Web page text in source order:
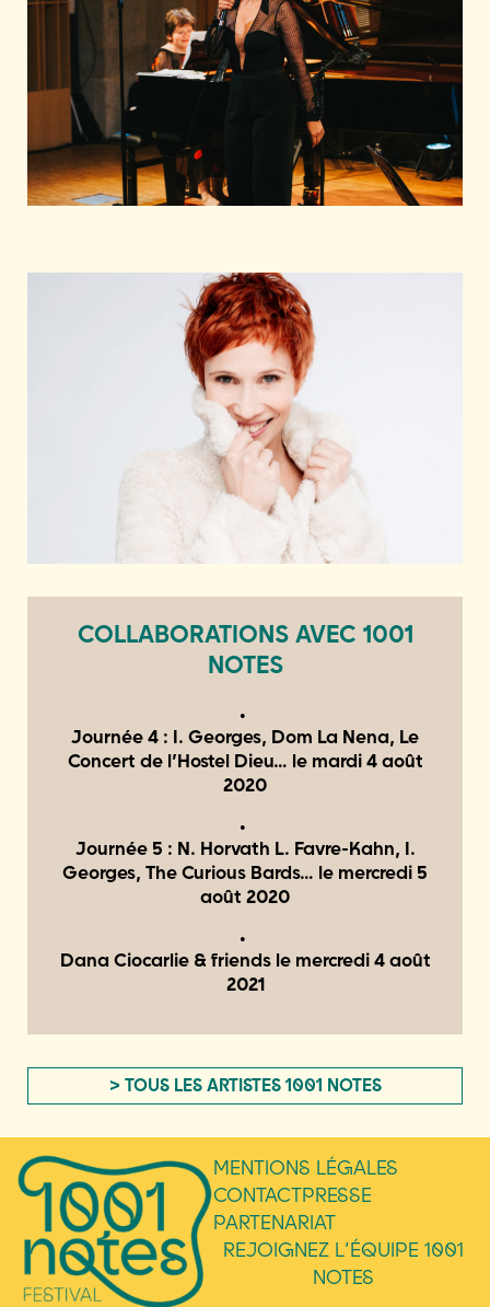
COLLABORATIONS AVEC 1001
NOTES
Journée 4 : I. Georges, Dom La Nena, Le
Concert de l’Hostel Dieu… le mardi 4 août
2020
Journée 5 : N. Horvath L. Favre-Kahn, I.
Georges, The Curious Bards… le mercredi 5
août 2020
Dana Ciocarlie & friends le mercredi 4 août
2021
> TOUS LES ARTISTES 1001 NOTES
MENTIONS LÉGALES
CONTACTPRESSE
PARTENARIAT
REJOIGNEZ L’ÉQUIPE 1001
NOTES